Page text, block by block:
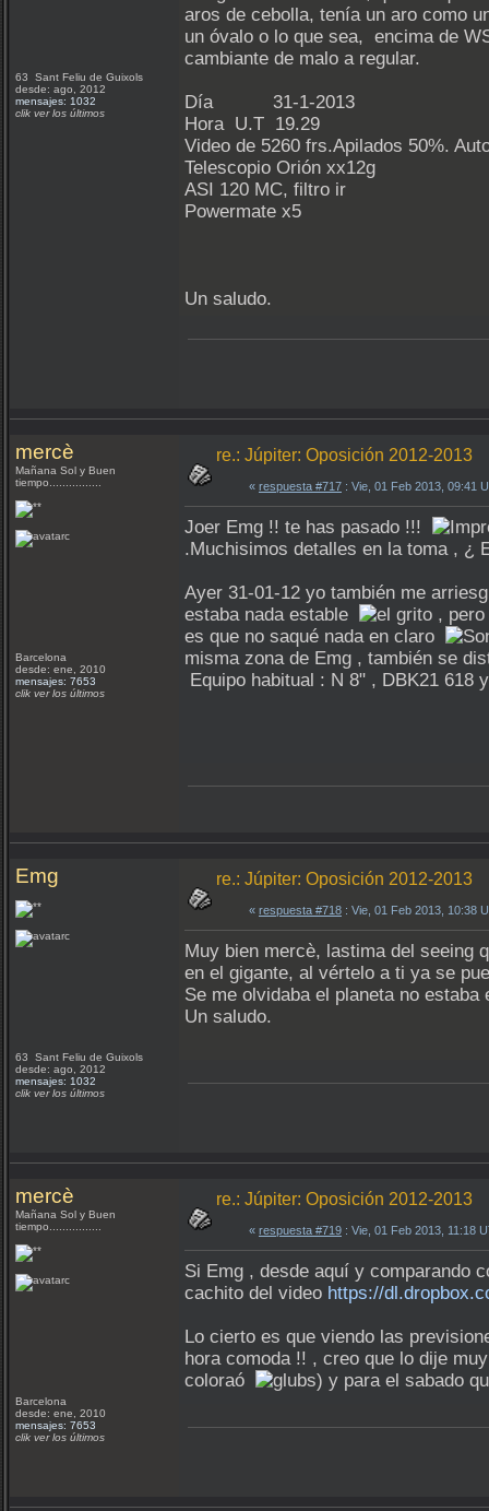
63 Sant Feliu de Guixols
desde: ago, 2012
mensajes: 1032
clik ver los últimos
aros de cebolla, tenía un aro como
un óvalo o lo que sea, encima de
cambiante de malo a regular.
Día 31-1-2013
Hora U.T 19.29
Video de 5260 frs.Apilados 50%.
Telescopio Orión xx12g
ASI 120 MC, filtro ir
Powermate x5
Un saludo.
mercè
Mañana Sol y Buen
tiempo................
Barcelona
desde: ene, 2010
mensajes: 7653
clik ver los últimos
re.: Júpiter: Oposición 2012-2013
« respuesta #717 : Vie, 01 Feb 2013, 09:41
Joer Emg !! te has pasado !!!
.Muchisimos detalles en la toma , ¿
Ayer 31-01-12 yo también me
estaba nada estable
,
es que no saqué nada en claro
misma zona de Emg , también se
Equipo habitual : N 8" , DBK21 618
Emg
63 Sant Feliu de Guixols
desde: ago, 2012
mensajes: 1032
clik ver los últimos
re.: Júpiter: Oposición 2012-2013
« respuesta #718 : Vie, 01 Feb 2013, 10:38
Muy bien mercè, lastima del seeing
en el gigante, al vértelo a ti ya se
Se me olvidaba el planeta no
Un saludo.
mercè
Mañana Sol y Buen
tiempo................
Barcelona
desde: ene, 2010
mensajes: 7653
clik ver los últimos
re.: Júpiter: Oposición 2012-2013
« respuesta #719 : Vie, 01 Feb 2013, 11:18
Si Emg , desde aquí y comparando
cachito del video https://
Lo cierto es que viendo las
hora comoda !! , creo que lo dije
coloraó
) y para el sabado